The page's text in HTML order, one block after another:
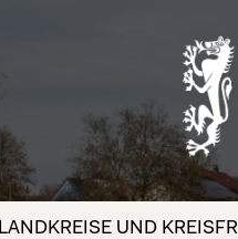
LANDKREISE UND